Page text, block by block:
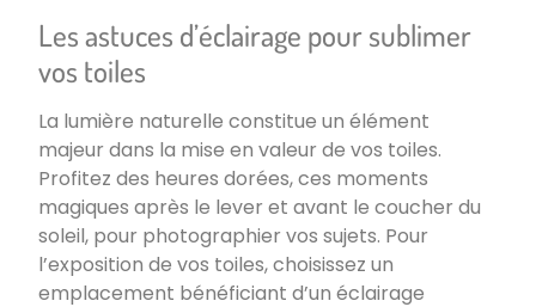
Les astuces d’éclairage pour sublimer
vos toiles
La lumière naturelle constitue un élément
majeur dans la mise en valeur de vos toiles.
Profitez des heures dorées, ces moments
magiques après le lever et avant le coucher du
soleil, pour photographier vos sujets. Pour
l’exposition de vos toiles, choisissez un
emplacement bénéficiant d’un éclairage